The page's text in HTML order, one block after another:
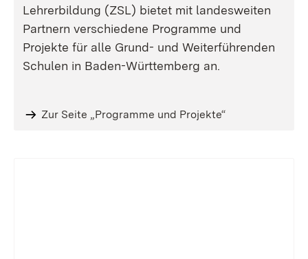
Lehrerbildung (ZSL) bietet mit landesweiten
Partnern verschiedene Programme und
Projekte für alle Grund- und Weiterführenden
Schulen in Baden-Württemberg an.
Zur Seite „Programme und Projekte“